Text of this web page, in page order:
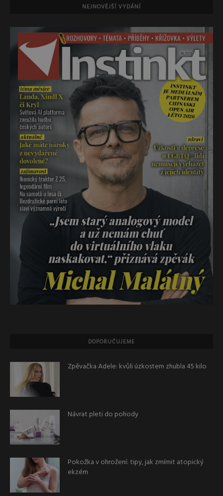
NEJNOVĚJŠÍ VYDÁNÍ
DOPORUČUJEME
Zpěvačka Adele: kvůli úzkostem zhubla 45 kilo
Návrat pleti do pohody
Pokožka v ohrožení: tipy, jak zmírnit atopický
ekzém